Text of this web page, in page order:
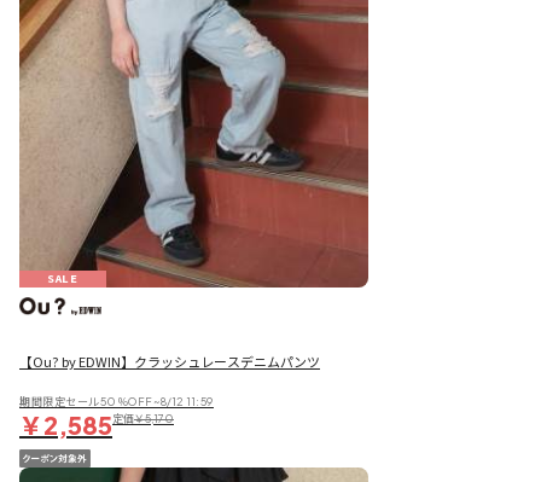
SALE
【Ou? by EDWIN】クラッシュレースデニムパンツ
期間限定セール50％OFF~8/12 11:59
￥2,585定価￥5,170